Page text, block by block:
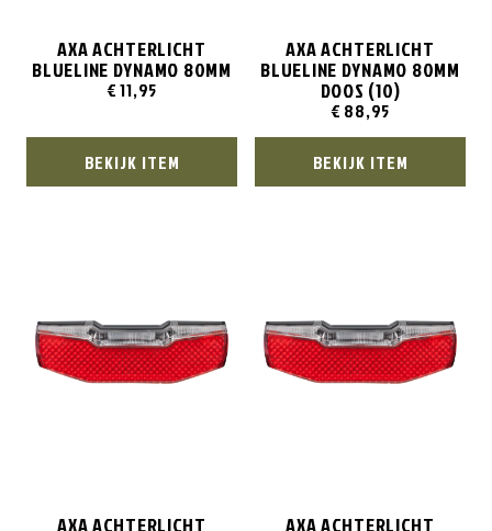
AXA ACHTERLICHT
BLUELINE DYNAMO 80MM
€11,95
BEKIJK ITEM
AXA ACHTERLICHT
BLUELINE DYNAMO 80MM
DOOS (10)
€ 88,95
BEKIJK ITEM
AXA ACHTERLICHT AXA ACHTERLICHT